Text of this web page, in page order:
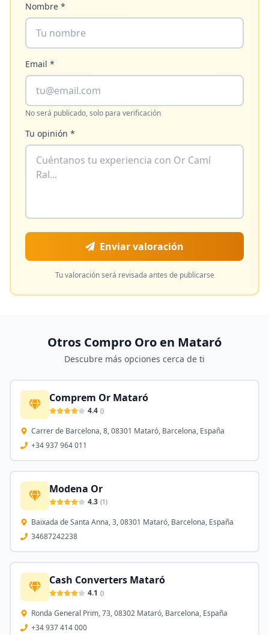
Nombre *
Email *
No será publicado, solo para verificación
Tu opinión *
Enviar valoración
Tu valoración será revisada antes de publicarse
Otros Compro Oro en Mataró
Descubre más opciones cerca de ti
Comprem Or Mataró
4.4 ()
Carrer de Barcelona, 8, 08301 Mataró, Barcelona, España
+34 937 964 011
Modena Or
4.3 (1)
Baixada de Santa Anna, 3, 08301 Mataró, Barcelona, España
34687242238
Cash Converters Mataró
4.1 ()
Ronda General Prim, 73, 08302 Mataró, Barcelona, España
+34 937 414 000